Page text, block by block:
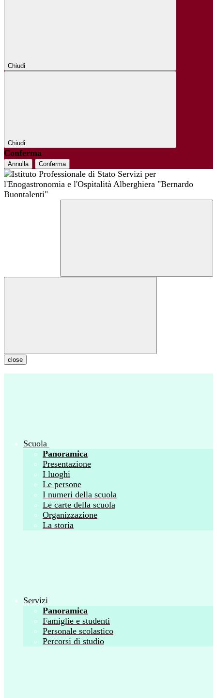
Chiudi
Chiudi
Conferma
Annulla Conferma
close
Scuola
Panoramica
Presentazione
I luoghi
Le persone
I numeri della scuola
Le carte della scuola
Organizzazione
La storia
Servizi
Panoramica
Famiglie e studenti
Personale scolastico
Percorsi di studio